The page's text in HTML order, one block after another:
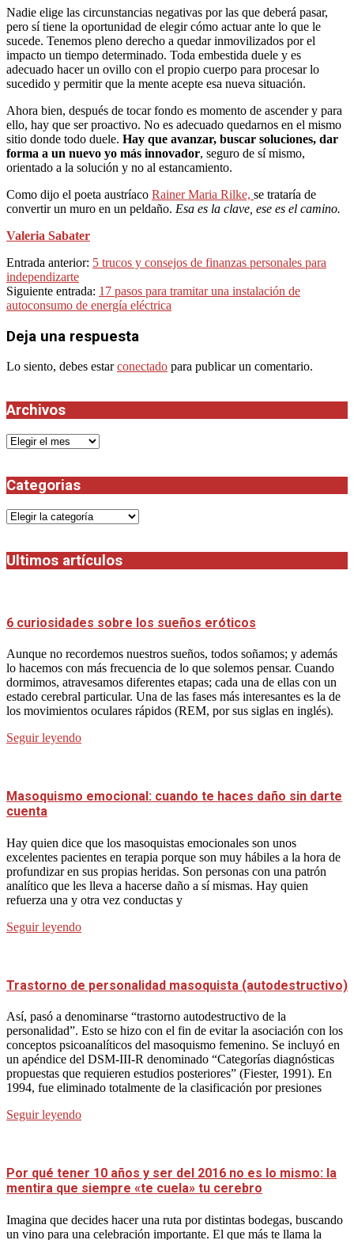
Nadie elige las circunstancias negativas por las que deberá pasar,
pero sí tiene la oportunidad de elegir cómo actuar ante lo que le
sucede. Tenemos pleno derecho a quedar inmovilizados por el
impacto un tiempo determinado. Toda embestida duele y es
adecuado hacer un ovillo con el propio cuerpo para procesar lo
sucedido y permitir que la mente acepte esa nueva situación.
Ahora bien, después de tocar fondo es momento de ascender y para
ello, hay que ser proactivo. No es adecuado quedarnos en el mismo
sitio donde todo duele. Hay que avanzar, buscar soluciones, dar
forma a un nuevo yo más innovador, seguro de sí mismo,
orientado a la solución y no al estancamiento.
Como dijo el poeta austríaco Rainer Maria Rilke, se trataría de
convertir un muro en un peldaño. Esa es la clave, ese es el camino.
Valeria Sabater
2021-
12-
01
Entrada anterior: 5 trucos y consejos de finanzas personales para
independizarte
Siguiente entrada: 17 pasos para tramitar una instalación de
autoconsumo de energía eléctrica
Deja una respuesta
Lo siento, debes estarconectado para publicar un comentario.
Archivos
Archivos
Categorias
Categorias
Ultimos artículos
6 curiosidades sobre los sueños eróticos
Aunque no recordemos nuestros sueños, todos soñamos; y además
lo hacemos con más frecuencia de lo que solemos pensar. Cuando
dormimos, atravesamos diferentes etapas; cada una de ellas con un
estado cerebral particular. Una de las fases más interesantes es la de
los movimientos oculares rápidos (REM, por sus siglas en inglés).
Seguir leyendo
Masoquismo emocional: cuando te haces daño sin darte
cuenta
Hay quien dice que los masoquistas emocionales son unos
excelentes pacientes en terapia porque son muy hábiles a la hora de
profundizar en sus propias heridas. Son personas con una patrón
analítico que les lleva a hacerse daño a sí mismas. Hay quien
refuerza una y otra vez conductas y
Seguir leyendo
Trastorno de personalidad masoquista (autodestructivo)
Así, pasó a denominarse “trastorno autodestructivo de la
personalidad”. Esto se hizo con el fin de evitar la asociación con los
conceptos psicoanalíticos del masoquismo femenino. Se incluyó en
un apéndice del DSM-III-R denominado “Categorías diagnósticas
propuestas que requieren estudios posteriores” (Fiester, 1991). En
1994, fue eliminado totalmente de la clasificación por presiones
Seguir leyendo
Por qué tener 10 años y ser del 2016 no es lo mismo: la
mentira que siempre «te cuela» tu cerebro
Imagina que decides hacer una ruta por distintas bodegas, buscando
un vino para una celebración importante. El que más te llama la